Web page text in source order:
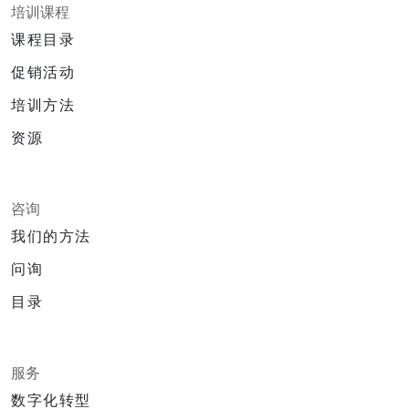
培训课程
课程目录
促销活动
培训方法
资源
咨询
我们的方法
问询
目录
服务
数字化转型